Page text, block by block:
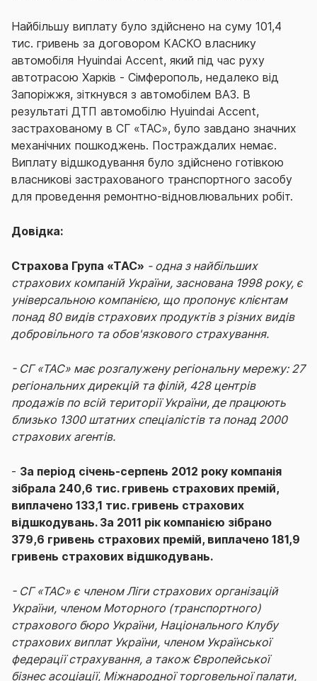
Найбільшу виплату було здійснено на суму 101,4
тис. гривень за договором КАСКО власнику
автомобіля Hyuindai Accent, який під час руху
автотрасою Харків - Сімферополь, недалеко від
Запоріжжя, зіткнувся з автомобілем ВАЗ. В
результаті ДТП автомобілю Hyuindai Accent,
застрахованому в СГ «ТАС», було завдано значних
механічних пошкоджень. Постраждалих немає.
Виплату відшкодування було здійснено готівкою
власникові застрахованого транспортного засобу
для проведення ремонтно-відновлювальних робіт.
Довідка:
Страхова Група «ТАС» - одна з найбільших
страхових компаній України, заснована 1998 року, є
універсальною компанією, що пропонує клієнтам
понад 80 видів страхових продуктів з різних видів
добровільного та обов'язкового страхування.
- СГ «ТАС» має розгалужену регіональну мережу: 27
регіональних дирекцій та філій, 428 центрів
продажів по всій території України, де працюють
близько 1300 штатних спеціалістів та понад 2000
страхових агентів.
- За період січень-серпень 2012 року компанія
зібрала 240,6 тис. гривень страхових премій,
виплачено 133,1 тис. гривень страхових
відшкодувань. За 2011 рік компанією зібрано
379,6 гривень страхових премій, виплачено 181,9
гривень страхових відшкодувань.
- СГ «ТАС» є членом Ліги страхових організацій
України, членом Моторного (транспортного)
страхового бюро України, Національного Клубу
страхових виплат України, членом Української
федерації страхування, а також Європейської
бізнес асоціації, Міжнародної торговельної палати,